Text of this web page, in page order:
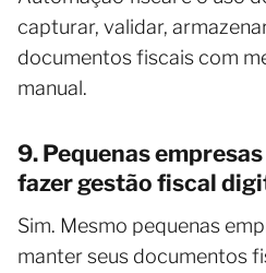
capturar, validar,
documentos fiscais com
manual.
9. Pequenas
fazer gestão fiscal
Sim. Mesmo pequenas
manter seus documentos